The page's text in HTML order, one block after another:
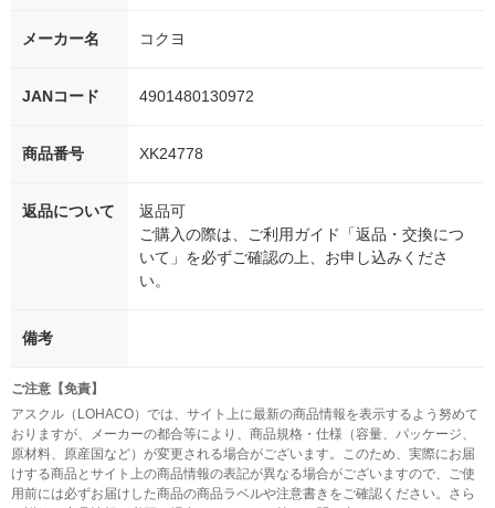
メーカー名 コクヨ
JANコード 4901480130972
商品番号 XK24778
返品について
返品可
ご購入の際は、ご利用ガイド「返品・交換につ
いて」を必ずご確認の上、お申し込みくださ
い。
備考
ご注意【免責】
アスクル（LOHACO）では、サイト上に最新の商品情報を表示するよう努めて
おりますが、メーカーの都合等により、商品規格・仕様（容量、パッケージ、
原材料、原産国など）が変更される場合がございます。このため、実際にお届
けする商品とサイト上の商品情報の表記が異なる場合がございますので、ご使
用前には必ずお届けした商品の商品ラベルや注意書きをご確認ください。さら